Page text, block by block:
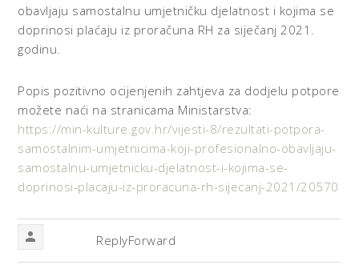
obavljaju samostalnu umjetničku djelatnost i kojima se
doprinosi plaćaju iz proračuna RH za siječanj 2021.
godinu.
Popis pozitivno ocijenjenih zahtjeva za dodjelu potpore
možete naći na stranicama Ministarstva:
https://min-kulture.gov.hr/vijesti-8/rezultati-potpora-
samostalnim-umjetnicima-koji-profesionalno-obavljaju-
samostalnu-umjetnicku-djelatnost-i-kojima-se-
doprinosi-placaju-iz-proracuna-rh-sijecanj-2021/20570
ReplyForward